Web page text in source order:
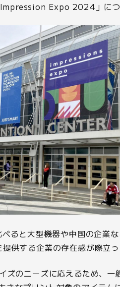
Expo 2024」につ
と大型機器や中国の企業
供する企業の存在感が際立っ
のニーズに応えるため、